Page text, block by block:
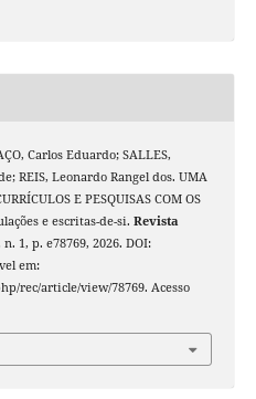
Carlos Eduardo; SALLES,
REIS, Leonardo Rangel dos. UMA
E PESQUISAS COM OS
e escritas-de-si. Revista
n. 1, p. e78769, 2026. DOI:
em:
rec/article/view/78769. Acesso